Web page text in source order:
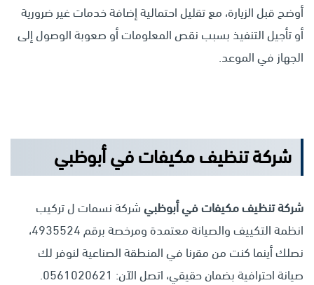
أوضح قبل الزيارة، مع تقليل احتمالية إضافة خدمات غير ضرورية
أو تأجيل التنفيذ بسبب نقص المعلومات أو صعوبة الوصول إلى
الجهاز في الموعد.
شركة تنظيف مكيفات في أبوظبي
شركة تنظيف مكيفات في أبوظبيشركة نسمات ل تركيب
انظمة التكييف والصيانة معتمدة ومرخصة برقم 4935524،
نصلك أينما كنت من مقرنا في المنطقة الصناعية لنوفر لك
صيانة احترافية بضمان حقيقي، اتصل الآن: 0561020621.